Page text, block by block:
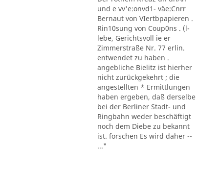
und e vv'e:onvd1- väe:Cnrr
Bernaut von VIertbpapieren .
Rin10sung von Coup0ns . (l-
lebe, Gerichtsvoll ie er
Zimmerstraße Nr. 77 erlin.
entwendet zu haben .
angebliche Bielitz ist hierher
nicht zurückgekehrt ; die
angestellten * Ermittlungen
haben ergeben, daß derselbe
bei der Berliner Stadt- und
Ringbahn weder beschäftigt
noch dem Diebe zu bekannt
ist. forschen Es wird daher --
..."